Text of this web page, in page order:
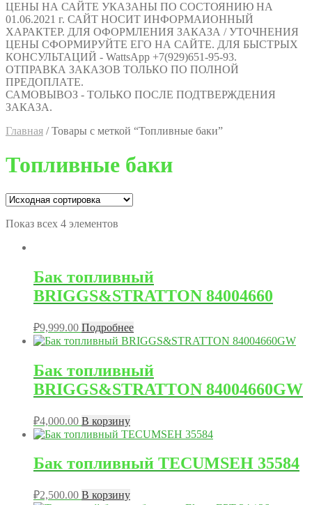
ЦЕНЫ НА САЙТЕ УКАЗАНЫ ПО СОСТОЯНИЮ НА
01.06.2021 г. САЙТ НОСИТ ИНФОРМАИОННЫЙ
ХАРАКТЕР. ДЛЯ ОФОРМЛЕНИЯ ЗАКАЗА / УТОЧНЕНИЯ
ЦЕНЫ СФОРМИРУЙТЕ ЕГО НА САЙТЕ. ДЛЯ БЫСТРЫХ
КОНСУЛЬТАЦИЙ - WattsApp +7(929)651-95-93.
ОТПРАВКА ЗАКАЗОВ ТОЛЬКО ПО ПОЛНОЙ
ПРЕДОПЛАТЕ.
САМОВЫВОЗ - ТОЛЬКО ПОСЛЕ ПОДТВЕРЖДЕНИЯ
ЗАКАЗА.
Главная /Товары с меткой “Топливные баки”
Топливные баки
Показ всех 4 элементов
Бак топливный
BRIGGS&STRATTON 84004660
₽9,999.00 Подробнее
Бак топливный
BRIGGS&STRATTON 84004660GW
₽4,000.00 В корзину
Бак топливный TECUMSEH 35584
₽2,500.00 В корзину